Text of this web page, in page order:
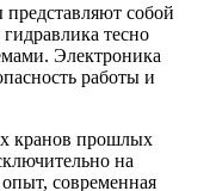
собой
тесно
Электроника
работы и
кранов прошлых
на
современная